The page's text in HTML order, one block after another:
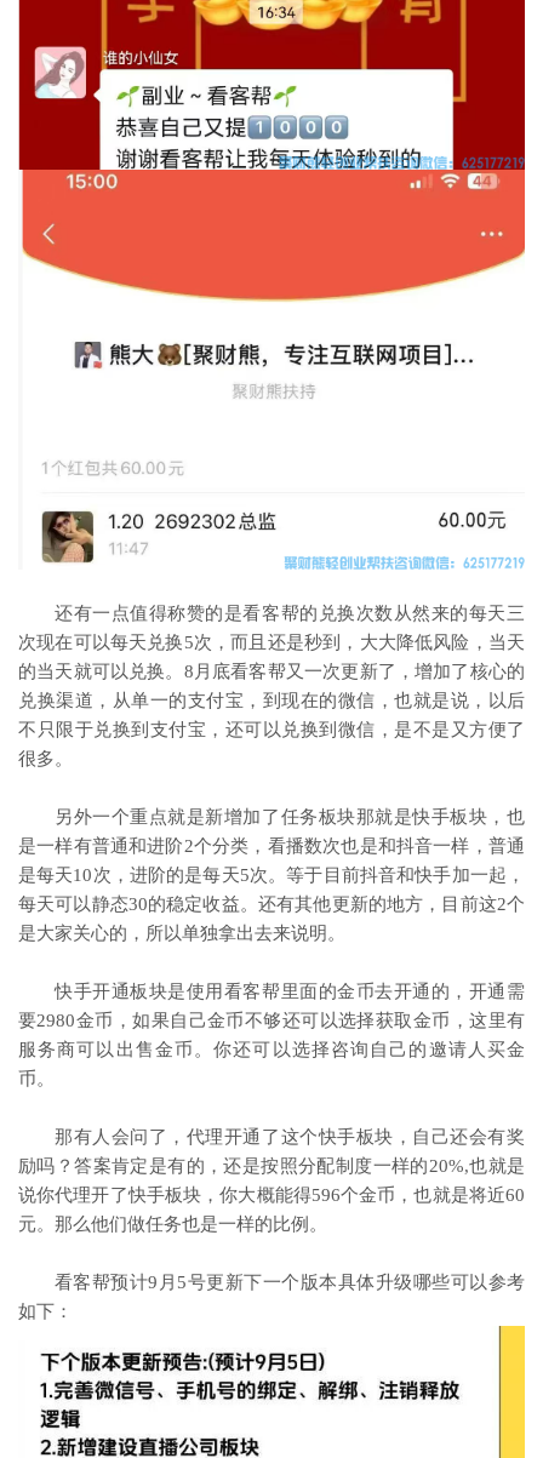
还有一点值得称赞的是看客帮的兑换次数从然来的每天三
次现在可以每天兑换5次，而且还是秒到，大大降低风险，当天
的当天就可以兑换。 8月底看客帮又一次更新了，增加了核心的
兑换渠道，从单一的支付宝，到现在的微信，也就是说，以后
不只限于兑换到支付宝，还可以兑换到微信，是不是又方便了
很多。
另外一个重点就是新增加了任务板块那就是快手板块，也
是一样有普通和进阶2个分类，看播数次也是和抖音一样，普通
是每天10次，进阶的是每天5次。等于目前抖音和快手加一起，
每天可以静态30的稳定收益。还有其他更新的地方，目前这2个
是大家关心的，所以单独拿出去来说明。
快手开通板块是使用看客帮里面的金币去开通的，开通需
要2980金币，如果自己金币不够还可以选择获取金币，这里有
服务商可以出售金币。你还可以选择咨询自己的邀请人买金
币。
那有人会问了，代理开通了这个快手板块，自己还会有奖
励吗？答案肯定是有的，还是按照分配制度一样的20%,也就是
说你代理开了快手板块，你大概能得596个金币，也就是将近60
元。那么他们做任务也是一样的比例。
看客帮预计9月5号更新下一个版本具体升级哪些可以参考
如下：